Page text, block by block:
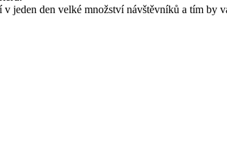
jeden den velké množství návštěvníků a tím by